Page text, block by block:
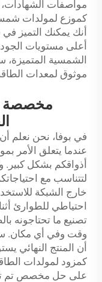
مواصفات الشهادات،
كموزع لمولدات
أنك يمكنك التميز
أعلى مستويات
الشمسية
موثوق لمعدات
مخصصة
في بوفا، نحن نعلم
عندما يتعلق الأمر
أذواقكم بشكل
لتتناسب مع
خارج الشبكة
احتياطي للطوارئ
تصنيع ما تحتاجونه
وقت وفي أي مكان.
أن المنتج النهائي
كمزود لمولدات
على حل مخصص تم